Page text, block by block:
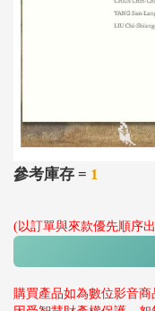
參考庫存 = 1
(以訂單與來款優先順序
購買產品如為數位影音商